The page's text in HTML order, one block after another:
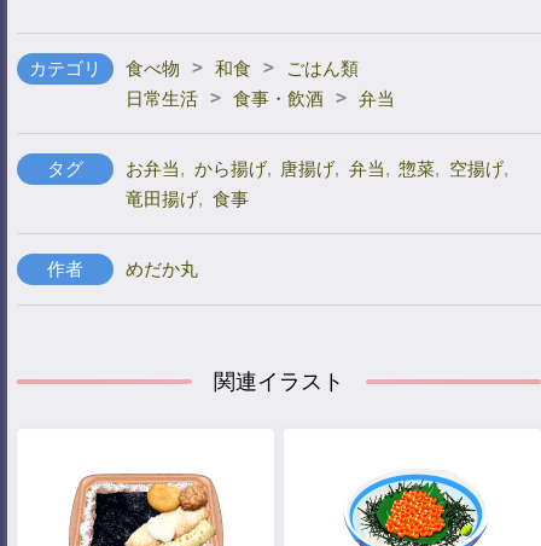
カテゴリ 食べ物 > 和食 >
ごはん類
日常生活 > 食事・飲酒 > 弁当
タグ お弁当, から揚げ, 唐揚げ, 弁当, 惣菜, 空揚げ,
竜田揚げ, 食事
作者 めだか丸
関連イラスト